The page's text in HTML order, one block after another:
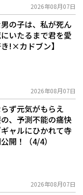
2026年08月07日
の子は、私が死ん
にいたるまで君を愛
!×カドブン】
2026年08月07日
ず元気がもらえ
、予測不能の痛快
ャルにひかれて寺
開！（4/4）
2026年08月07日